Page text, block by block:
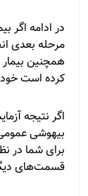
در ادامه اگر
مرحله بعدی
همچنین
کرده است
اگر نتیجه
بیهوشی
برای شما در
قسمت‌های